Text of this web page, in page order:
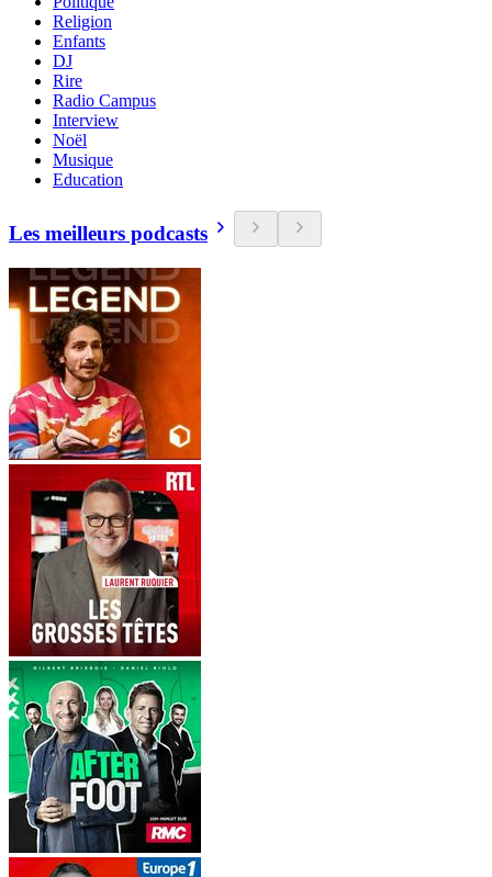
Religion
Enfants
DJ
Rire
Radio Campus
Interview
Noël
Musique
Education
Les meilleurs podcasts